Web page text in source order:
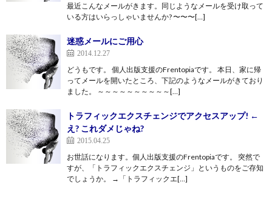
最近こんなメールがきます。同じようなメールを受け取って
いる方はいらっしゃいませんか? 〜〜〜[…]
迷惑メールにご用心
2014.12.27
どうもです。 個人出版支援のFrentopiaです。 本日、家に帰
ってメールを開いたところ、下記のようなメールがきており
ました。 ～～～～～～～～～～[…]
トラフィックエクスチェンジでアクセスアップ! ←
え? これダメじゃね?
2015.04.25
お世話になります。個人出版支援のFrentopiaです。 突然で
すが、「トラフィックエクスチェンジ」というものをご存知
でしょうか。 →「トラフィックエ[…]